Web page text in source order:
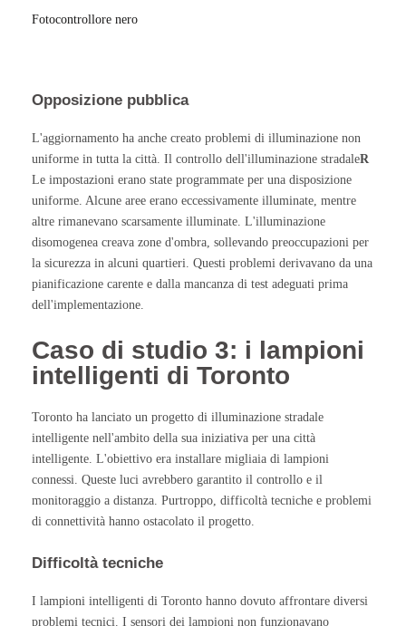
Fotocontrollore nero
Opposizione pubblica
L'aggiornamento ha anche creato problemi di illuminazione non
uniforme in tutta la città. Il controllo dell'illuminazione stradaleR
Le impostazioni erano state programmate per una disposizione
uniforme. Alcune aree erano eccessivamente illuminate, mentre
altre rimanevano scarsamente illuminate. L'illuminazione
disomogenea creava zone d'ombra, sollevando preoccupazioni per
la sicurezza in alcuni quartieri. Questi problemi derivavano da una
pianificazione carente e dalla mancanza di test adeguati prima
dell'implementazione.
Caso di studio 3: i lampioni
intelligenti di Toronto
Toronto ha lanciato un progetto di illuminazione stradale
intelligente nell'ambito della sua iniziativa per una città
intelligente. L'obiettivo era installare migliaia di lampioni
connessi. Queste luci avrebbero garantito il controllo e il
monitoraggio a distanza. Purtroppo, difficoltà tecniche e problemi
di connettività hanno ostacolato il progetto.
Difficoltà tecniche
I lampioni intelligenti di Toronto hanno dovuto affrontare diversi
problemi tecnici. I sensori dei lampioni non funzionavano